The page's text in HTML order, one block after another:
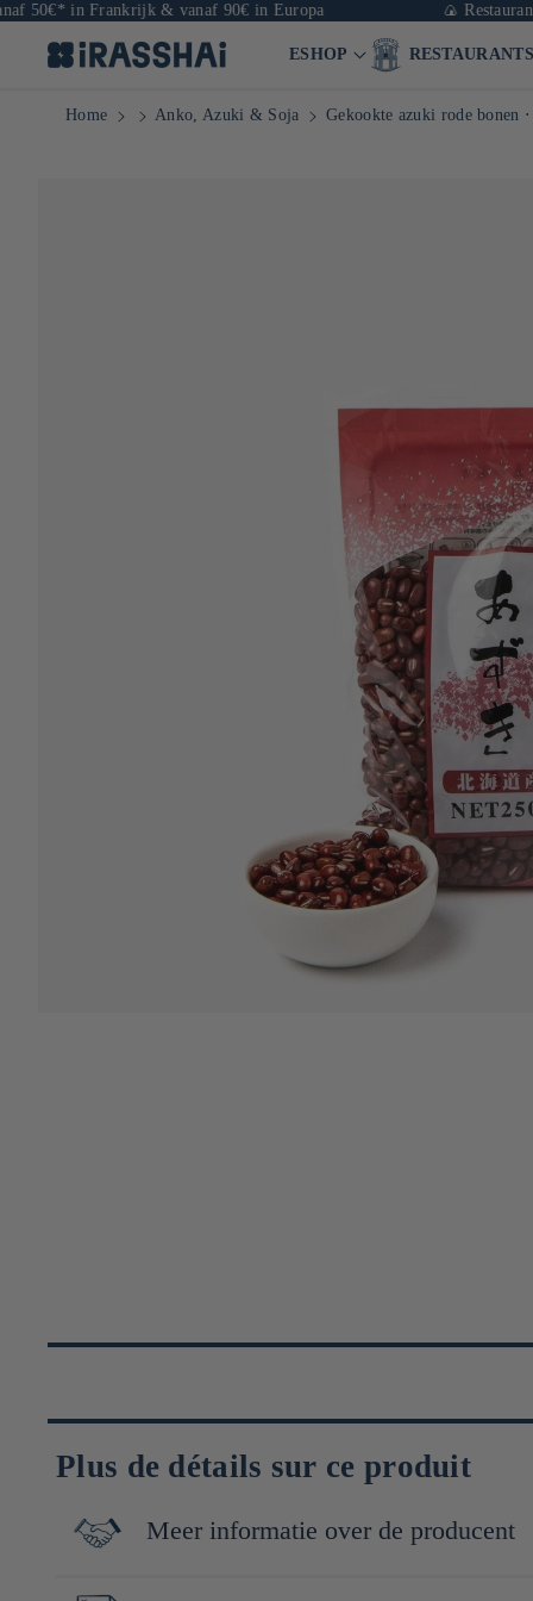
Frankrijk & vanaf 90€ in Europa 🍙 Restaurants,
ESHOP RESTAURANTS
Home Anko, Azuki & Soja Gekookte azuki rode bonen ⋅
Plus de détails sur ce produit
Meer informatie over de producent